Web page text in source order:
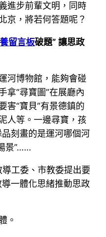
進步前輩文明，同時
京，將若何答題呢？
留言板破題” 讓思政
河博物館，能夠會碰
拿“尋寶圖”在展廳內
害“寶貝”有景德鎮的
人等。一邊尋寶，孩
刻畫的是運河哪個河
景”……
工委、市教委提出要
一體化思緒推動思政
。